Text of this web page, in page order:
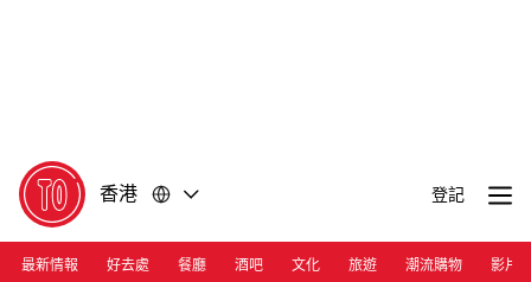
香港 登記
最新情報 好去處 餐廳 酒吧 文化 旅遊 潮流購物 影片